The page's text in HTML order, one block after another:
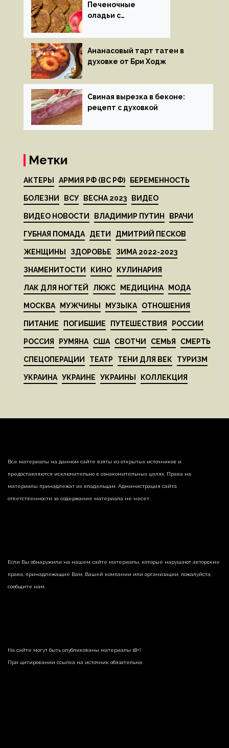
Печеночные
оладьи с
Ананасовый тарт татен в
духовке от Бри Ходж
Свиная вырезка в беконе:
рецепт с духовкой
Метки
АКТЕРЫ АРМИЯ РФ (ВС РФ) БЕРЕМЕННОСТЬ
БОЛЕЗНИ ВСУ ВЕСНА 2023 ВИДЕО
ВИДЕО НОВОСТИ ВЛАДИМИР ПУТИН ВРАЧИ
ГУБНАЯ ПОМАДА ДЕТИ ДМИТРИЙ ПЕСКОВ
ЖЕНЩИНЫ ЗДОРОВЬЕ ЗИМА 2022-2023
ЗНАМЕНИТОСТИ КИНО КУЛИНАРИЯ
ЛАК ДЛЯ НОГТЕЙ ЛЮКС МЕДИЦИНА МОДА
МОСКВА МУЖЧИНЫ МУЗЫКА ОТНОШЕНИЯ
ПИТАНИЕ ПОГИБШИЕ ПУТЕШЕСТВИЯ РОССИИ
РОССИЯ РУМЯНА США СВОТЧИ СЕМЬЯ СМЕРТЬ
СПЕЦОПЕРАЦИИ ТЕАТР ТЕНИ ДЛЯ ВЕК ТУРИЗМ
УКРАИНА УКРАИНЕ УКРАИНЫ КОЛЛЕКЦИЯ
Все материалы на данном сайте взяты из открытых источников и
предоставляются исключительно в ознакомительных целях. Права на
материалы принадлежат их владельцам. Администрация сайта
ответственности за содержание материала не несет.
Если Вы обнаружили на нашем сайте материалы, которые нарушают авторские
права, принадлежащие Вам, Вашей компании или организации, пожалуйста,
сообщите нам.
На сайте могут быть опубликованы материалы 18+!
При цитировании ссылка на источник обязательна.